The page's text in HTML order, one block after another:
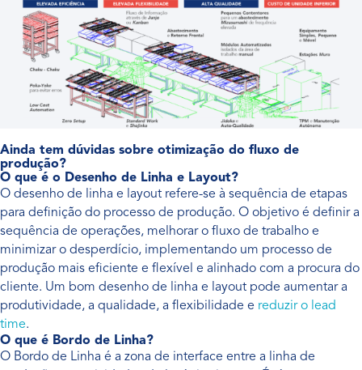
Ainda tem dúvidas sobre otimização do fluxo de
produção?
O que é o Desenho de Linha e Layout?
O desenho de linha e layout refere-se à sequência de etapas
para definição do processo de produção. O objetivo é definir a
sequência de operações, melhorar o fluxo de trabalho e
minimizar o desperdício, implementando um processo de
produção mais eficiente e flexível e alinhado com a procura do
cliente. Um bom desenho de linha e layout pode aumentar a
produtividade, a qualidade, a flexibilidade e reduzir o lead
time.
O que é Bordo de Linha?
O Bordo de Linha é a zona de interface entre a linha de